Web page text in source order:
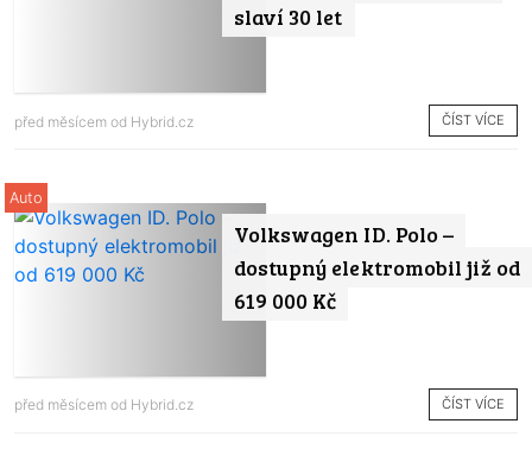
slaví 30 let
před měsícem od Hybrid.cz ČÍST VÍCE
Volkswagen ID. Polo –
dostupný elektromobil již od
619 000 Kč
Auto
před měsícem od Hybrid.cz ČÍST VÍCE